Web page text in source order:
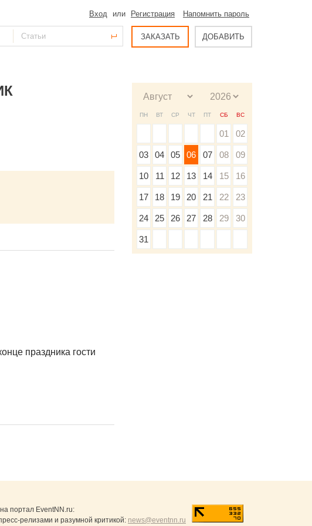
Вход или Регистрация Напомнить пароль
ЗАКАЗАТЬ ДОБАВИТЬ
праздника гости
ПН ВТ СР ЧТ ПТ СБ ВС
01 02
03 04 05 06 07 08 09
10 11 12 13 14 15 16
17 18 19 20 21 22 23
24 25 26 27 28 29 30
31
портал EventNN.ru:
релизами и разумной критикой: news@eventnn.ru